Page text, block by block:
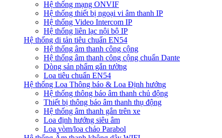
Hệ thống mạng ONVIF
Hệ thống thiết bị ngoại vi âm thanh IP
Hệ thống Video Intercom IP
Hệ thống liên lạc nội bộ IP
Hệ thống di tản tiêu chuẩn EN54
Hệ thống âm thanh công cộng
Hệ thống âm thanh công cộng chuẩn Dante
Dòng sản phẩm gắn tường
Loa tiêu chuẩn EN54
Hệ thống Loa Thông báo & Loa Định hướng
Hệ thống thông báo âm thanh chủ động
Thiết bị thông báo âm thanh thụ động
Hệ thống âm thanh gắn trên xe
Loa định hướng siêu âm
Loa vòm/loa chảo Parabol